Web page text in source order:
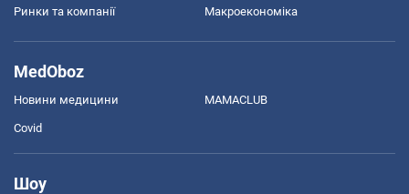
Ринки та компанії Макроекономіка
MedOboz
Новини медицини MAMACLUB
Covid
Шоу